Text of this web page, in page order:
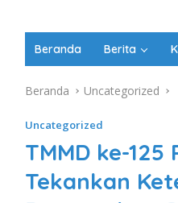
Beranda Berita
Beranda Uncategorized
Uncategorized
TMMD ke-
Tekankan